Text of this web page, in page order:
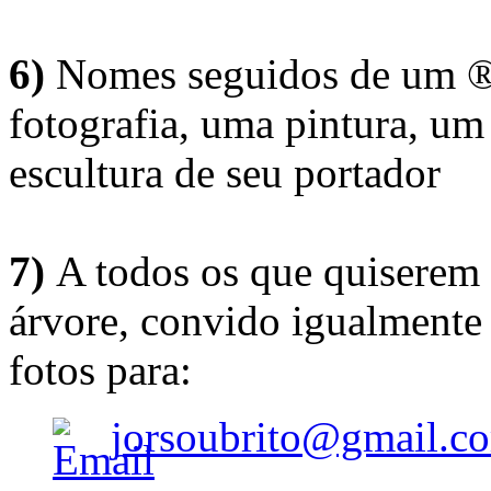
6) Nomes seguidos de um
fotografia, uma pintura,
escultura de seu portador
7) A todos os que
árvore, convido
fotos para: